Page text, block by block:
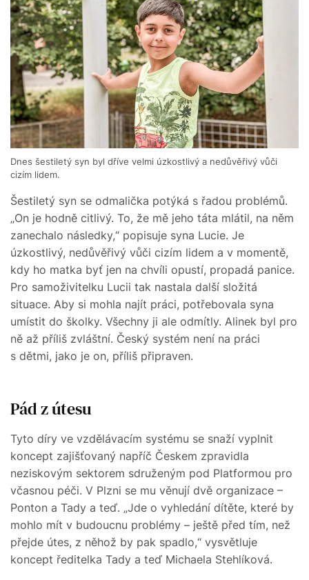
Dnes šestiletý syn byl dříve velmi úzkostlivý a nedůvěřivý vůči
cizím lidem.
Šestiletý syn se odmalička potýká s řadou problémů.
„On je hodně citlivý. To, že mě jeho táta mlátil, na něm
zanechalo následky,“ popisuje syna Lucie. Je
úzkostlivý, nedůvěřivý vůči cizím lidem a v momentě,
kdy ho matka byť jen na chvíli opustí, propadá panice.
Pro samoživitelku Lucii tak nastala další složitá
situace. Aby si mohla najít práci, potřebovala syna
umístit do školky. Všechny ji ale odmítly. Alinek byl pro
ně až příliš zvláštní. Český systém není na práci
s dětmi, jako je on, příliš připraven.
Pád z útesu
Tyto díry ve vzdělávacím systému se snaží vyplnit
koncept zajišťovaný napříč Českem zpravidla
neziskovým sektorem sdruženým pod Platformou pro
včasnou péči. V Plzni se mu věnují dvě organizace –
Ponton a Tady a teď. „Jde o vyhledání dítěte, které by
mohlo mít v budoucnu problémy – ještě před tím, než
přejde útes, z něhož by pak spadlo,“ vysvětluje
koncept ředitelka Tady a teď Michaela Stehlíková.